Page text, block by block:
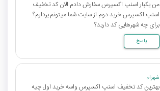
من یکبار اسنپ اکسپرس سفارش دادم الان کد تخفیف
اسنپ اکسپرس خرید دوم از سایت شما میتونم بردارم؟
برای چه شهرهایی کد دارید؟
پاسخ
شهرام
بهترین کد تخفیف اسنپ اکسپرس واسه خرید اول چیه